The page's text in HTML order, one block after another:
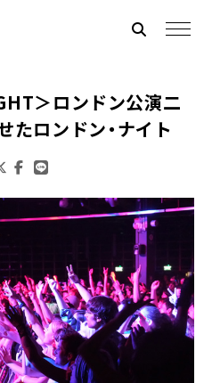
＞ロンドン公演二
たロンドン・ナイト